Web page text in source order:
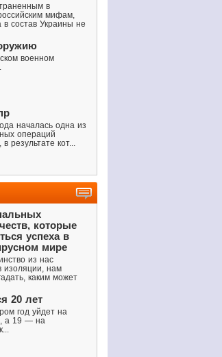
в
мифам,
состав Украины не
военном
началась одна из
операций
результате кот...
которые
успеха в
мире
из нас
изоляции, нам
каким может
20 лет
год уйдет на
а 19 — на